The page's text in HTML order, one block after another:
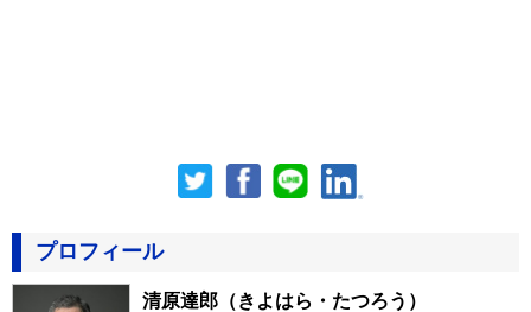
プロフィール
清原達郎 （きよはら・たつろう）